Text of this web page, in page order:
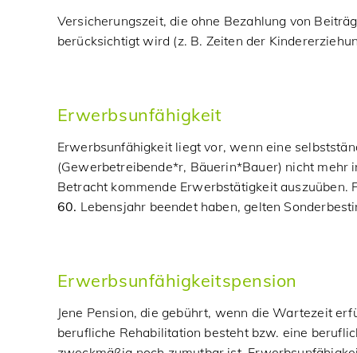
Versicherungszeit, die ohne Bezahlung von
berücksichtigt wird (z. B. Zeiten der
Erwerbsunfähigkeit
Erwerbsunfähigkeit liegt vor, wenn eine
(Gewerbetreibende*r, Bäuerin*Bauer) nicht mehr
Betracht kommende Erwerbstätigkeit auszuüben.
60. Lebensjahr beendet haben, gelten
Erwerbsunfähigkeitspension
Jene Pension, die gebührt, wenn die Wartezeit
berufliche Rehabilitation besteht bzw. eine